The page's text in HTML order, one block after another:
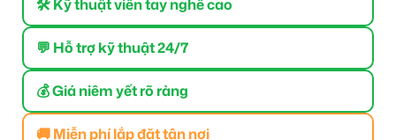
🛠 Kỹ thuật viên tay nghề cao
💬 Hỗ trợ kỹ thuật 24/7
💰 Giá niêm yết rõ ràng
🚚 Miễn phí lắp đặt tận nơi